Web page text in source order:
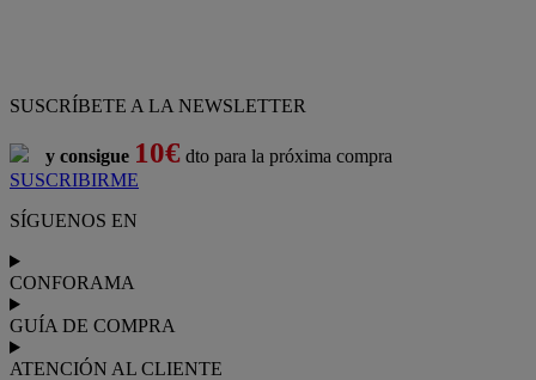
SUSCRÍBETE A LA NEWSLETTER
y consigue 10€ dto para la próxima compra
SUSCRIBIRME
SÍGUENOS EN
CONFORAMA
GUÍA DE COMPRA
ATENCIÓN AL CLIENTE